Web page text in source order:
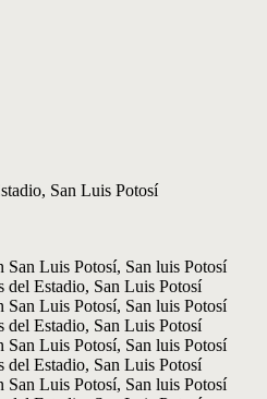
San Luis Potosí